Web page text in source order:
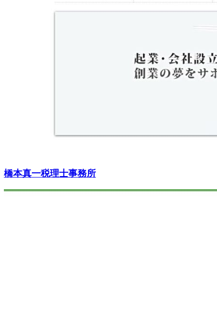
橋本真一税理士事務所